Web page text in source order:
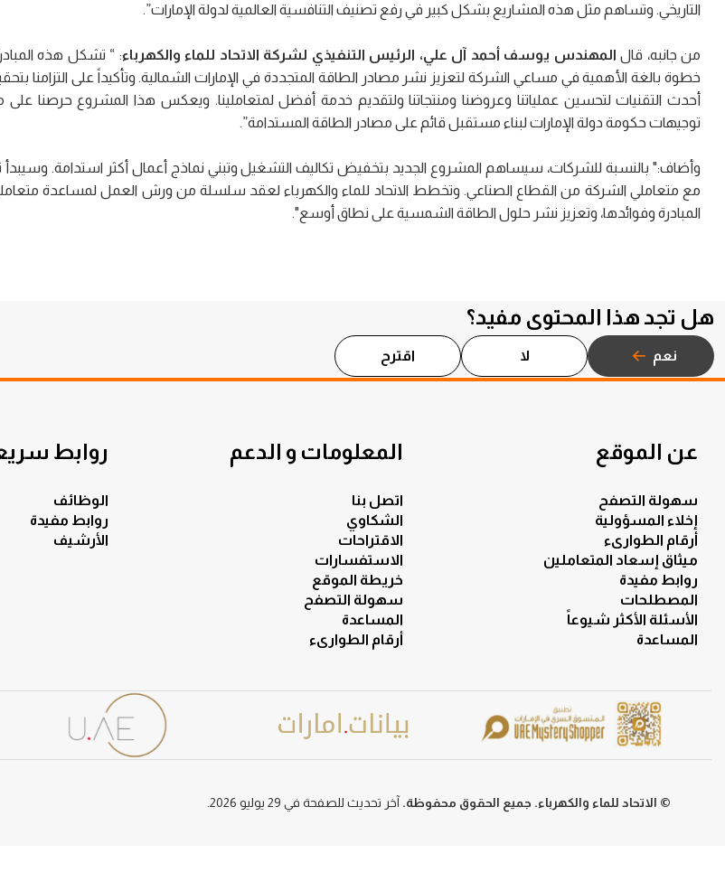
التاريخي. وتساهم مثل هذه المشاريع بشكل كبير في رفع تصنيف التنافسية العالمية لدولة الإمارات”.
من جانبه، قال المهندس يوسف أحمد آل علي، الرئيس التنفيذي لشركة الاتحاد للماء والكهرباء: “ تشكل هذه
خطوة بالغة الأهمية في مساعي الشركة لتعزيز نشر مصادر الطاقة المتجددة في الإمارات الشمالية. وتأكيداً على التزامنا
أحدث التقنيات لتحسين عملياتنا وعروضنا ومنتجاتنا ولتقديم خدمة أفضل لمتعاملينا. ويعكس هذا المشروع حرصنا على
توجيهات حكومة دولة الإمارات لبناء مستقبل قائم على مصادر الطاقة المستدامة”.
وأضاف:" بالنسبة للشركات، سيساهم المشروع الجديد بتخفيض تكاليف التشغيل وتبني نماذج أعمال أكثر استدامة. وسيبدأ
مع متعاملي الشركة من القطاع الصناعي. وتخطط الاتحاد للماء والكهرباء لعقد سلسلة من ورش العمل لمساعدة
المبادرة وفوائدها، وتعزيز نشر حلول الطاقة الشمسية على نطاق أوسع".
هل تجد هذا المحتوى مفيد؟
نعم لا اقترح
عن الموقع
سهولة التصفح
إخلاء المسؤولية
أرقام الطوارىء
ميثاق إسعاد المتعاملين
روابط مفيدة
المصطلحات
الأسئلة الأكثر شيوعاً
المساعدة
المعلومات و الدعم
اتصل بنا
الشكاوي
الاقتراحات
الاستفسارات
خريطة الموقع
سهولة التصفح
المساعدة
أرقام الطوارىء
روابط
الوظائف
روابط مفيدة
الأرشيف
© الاتحاد للماء والكهرباء. جميع الحقوق محفوظة. آخر تحديث للصفحة في 29 يوليو 2026.